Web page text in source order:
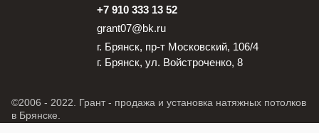
+7 910 333 13 52
grant07@bk.ru
г. Брянск, пр-т Московский, 106/4
г. Брянск, ул. Войстроченко, 8
©2006 - 2022. Грант - продажа и установка натяжных потолков
в Брянске.